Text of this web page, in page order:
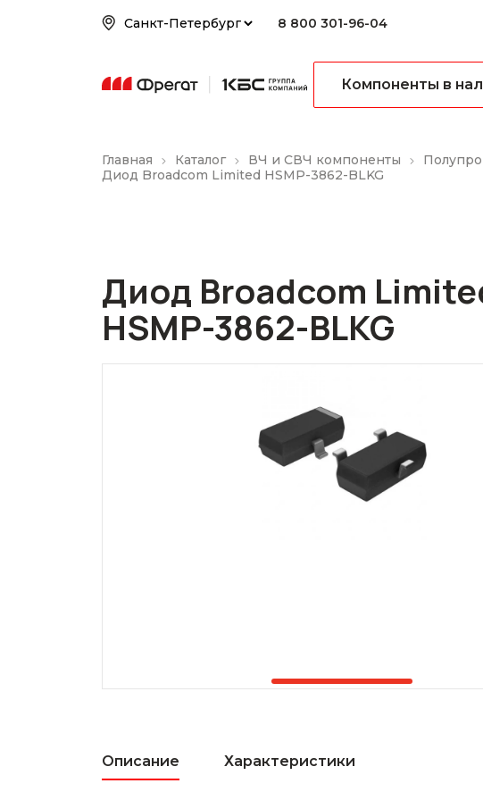
8 800 301-96-04
Компоненты в
Главная Каталог ВЧ и СВЧ компоненты
Диод Broadcom Limited HSMP-3862-BLKG
Диод Broadcom
HSMP-3862-BLKG
Описание Характеристики